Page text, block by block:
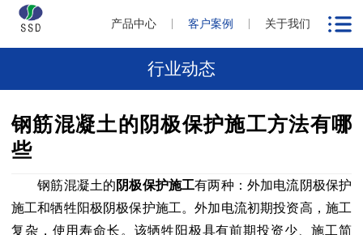
产品中心 客户案例 关于我们
行业动态
钢筋混凝土的阴极保护施工方法有哪
些
钢筋混凝土的 阴极保护施工有两种：外加电流阴极保护
施工和牺牲阳极阴极保护施工。外加电流初期投资高，施工
复杂，使用寿命长。该牺牲阳极具有前期投资少、施工简